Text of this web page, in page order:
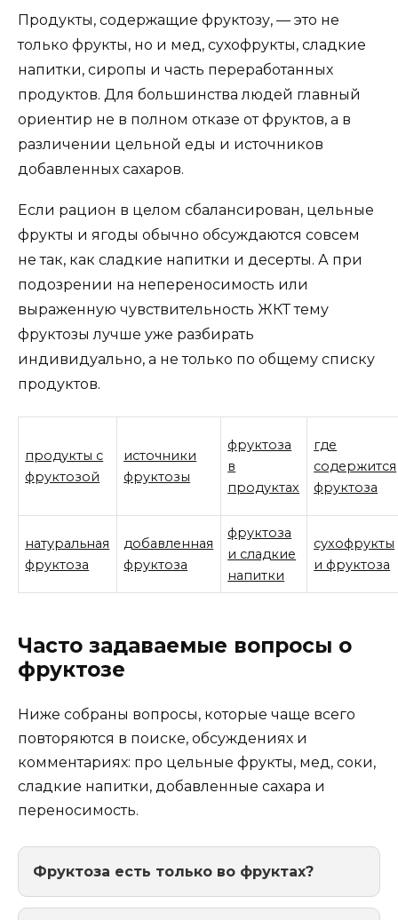
Продукты, содержащие фруктозу, — это не
только фрукты, но и мед, сухофрукты, сладкие
напитки, сиропы и часть переработанных
продуктов. Для большинства людей главный
ориентир не в полном отказе от фруктов, а в
различении цельной еды и источников
добавленных сахаров.
Если рацион в целом сбалансирован, цельные
фрукты и ягоды обычно обсуждаются совсем
не так, как сладкие напитки и десерты. А при
подозрении на непереносимость или
выраженную чувствительность ЖКТ тему
фруктозы лучше уже разбирать
индивидуально, а не только по общему списку
продуктов.
продукты с
фруктозой
источники
фруктозы
фруктоза
в
продуктах
где
содержится
фруктоза
натуральная
фруктоза
добавленная
фруктоза
фруктоза
и сладкие
напитки
сухофрукты
и фруктоза
Часто задаваемые вопросы о
фруктозе
Ниже собраны вопросы, которые чаще всего
повторяются в поиске, обсуждениях и
комментариях: про цельные фрукты, мед, соки,
сладкие напитки, добавленные сахара и
переносимость.
Фруктоза есть только во фруктах?